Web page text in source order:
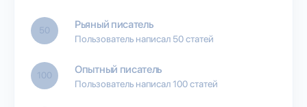
50 Рьяный писатель
Пользователь написал 50 статей
100 Опытный писатель
Пользователь написал 100 статей